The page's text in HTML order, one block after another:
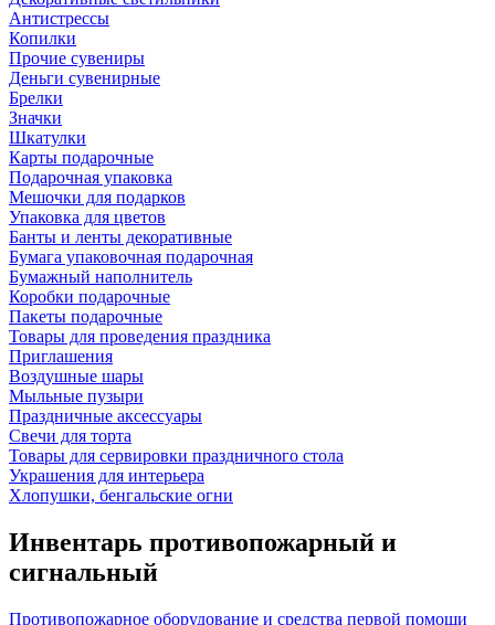
Антистрессы
Копилки
Прочие сувениры
Деньги сувенирные
Брелки
Значки
Шкатулки
Карты подарочные
Подарочная упаковка
Мешочки для подарков
Упаковка для цветов
Банты и ленты декоративные
Бумага упаковочная подарочная
Бумажный наполнитель
Коробки подарочные
Пакеты подарочные
Товары для проведения праздника
Приглашения
Воздушные шары
Мыльные пузыри
Праздничные аксессуары
Свечи для торта
Товары для сервировки праздничного стола
Украшения для интерьера
Хлопушки, бенгальские огни
Инвентарь противопожарный и
сигнальный
Противопожарное оборудование и средства первой помощи